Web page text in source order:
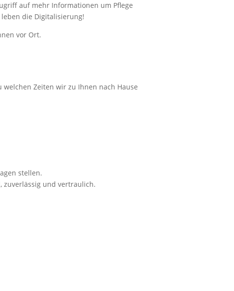
auf mehr Informationen um Pflege
die Digitalisierung!
vor Ort.
Zeiten wir zu Ihnen nach Hause
stellen.
zuverlässig und vertraulich.